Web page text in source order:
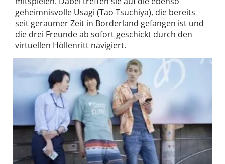
geheimnisvolle Usagi (Tao Tsuchiya), die bereits
seit geraumer Zeit in Borderland gefangen ist und
die drei Freunde ab sofort geschickt durch den
virtuellen Höllenritt navigiert.